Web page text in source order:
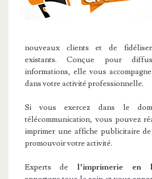
nouveaux clients et de
existants. Conçue pour
informations, elle vous
dans votre activité professionnelle.
Si vous exercez dans le
télécommunication, vous pouvez
imprimer une affiche publicitaire
promouvoir votre activité.
Experts de l’imprimerie en